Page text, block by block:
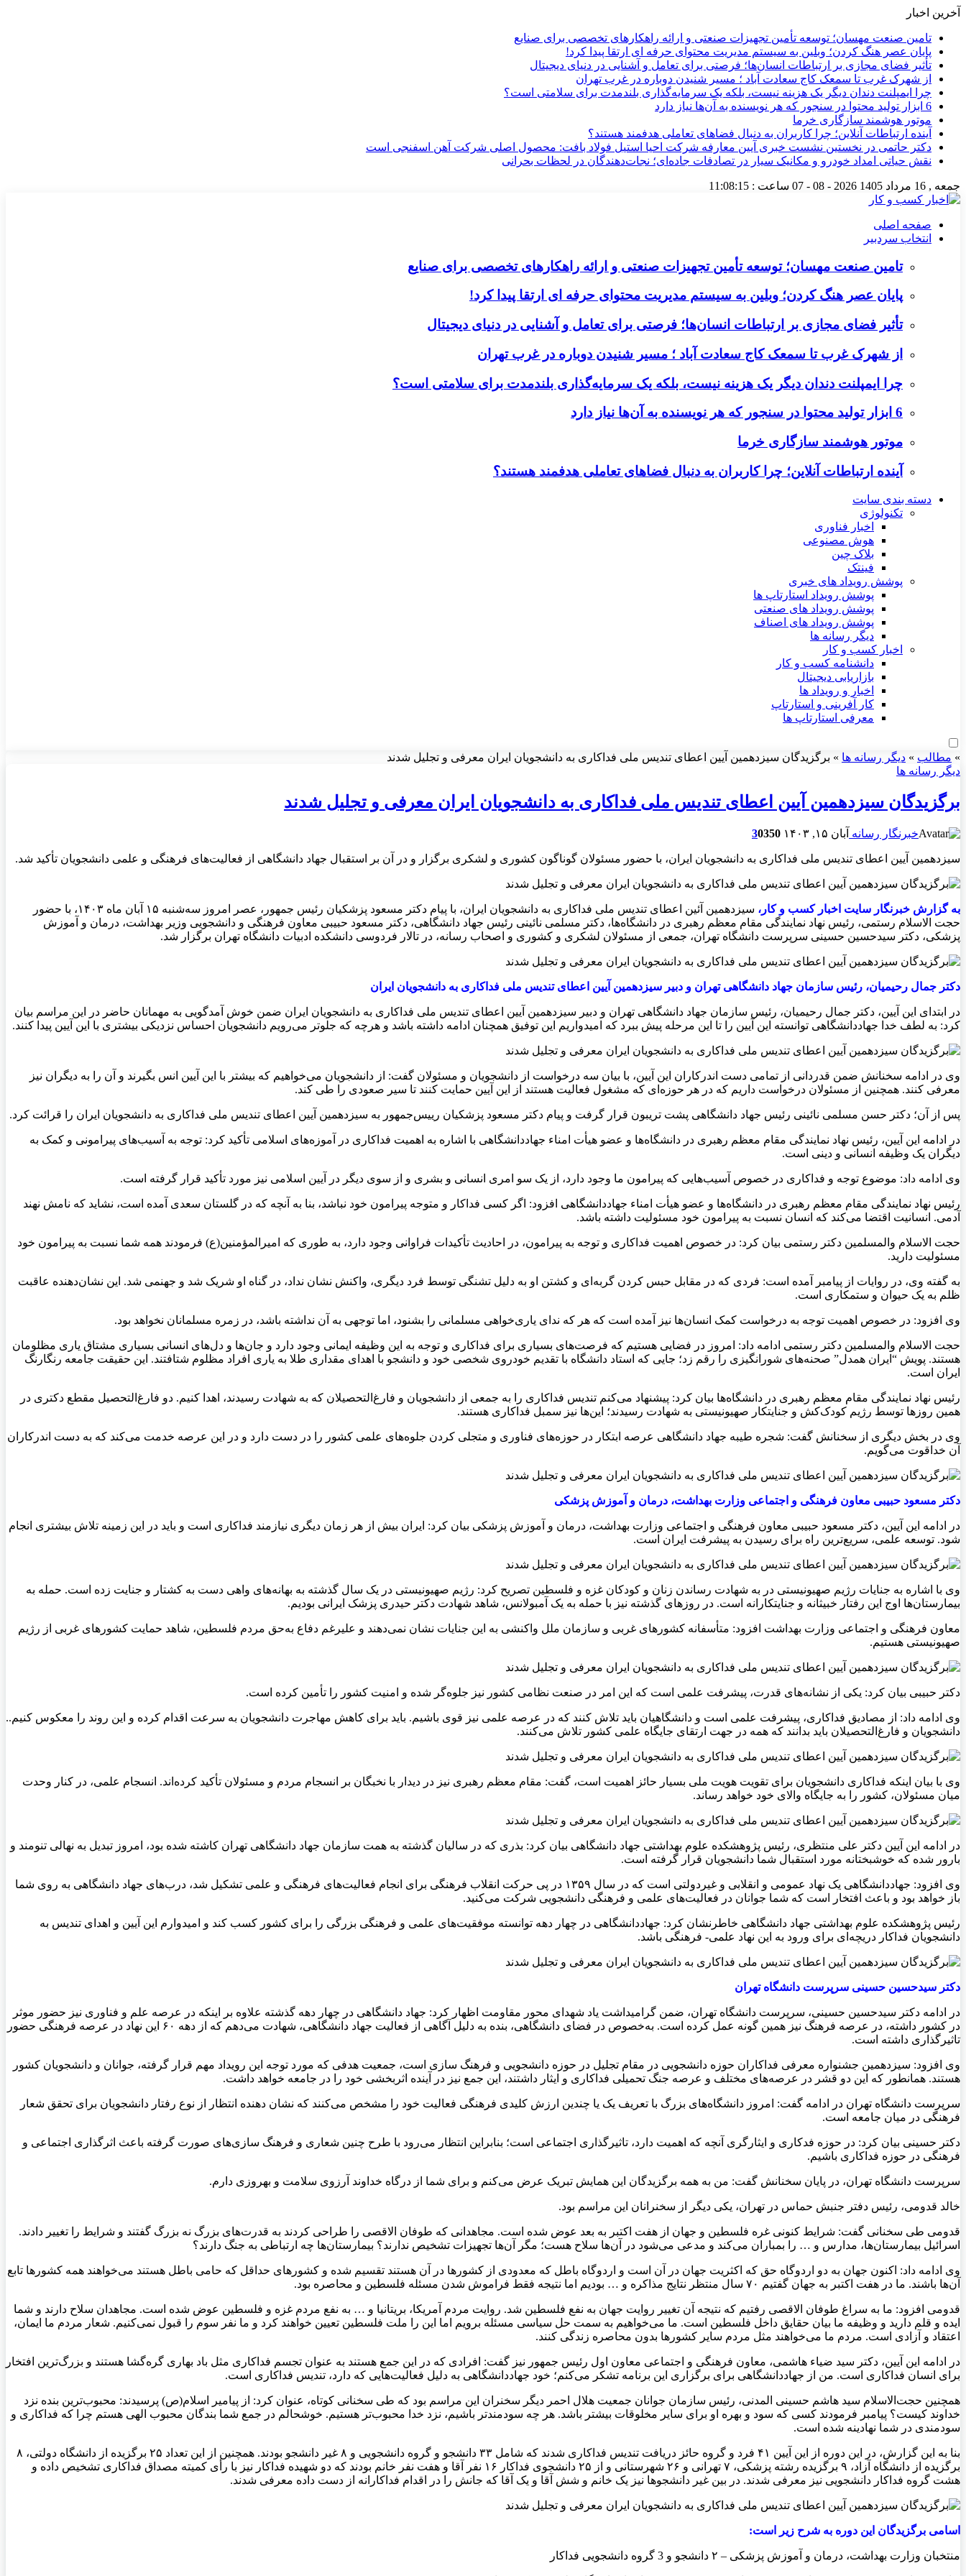
آخرین اخبار
تامین صنعت مهسان؛ توسعه تأمین تجهیزات صنعتی و ارائه راهکارهای تخصصی برای صنایع
پایان عصر هنگ کردن؛ وبلین به سیستم مدیریت محتوای حرفه ای ارتقا پیدا کرد!
تأثیر فضای مجازی بر ارتباطات انسان‌ها؛ فرصتی برای تعامل و آشنایی در دنیای دیجیتال
از شهرک غرب تا سمعک کاج سعادت آباد ؛ مسیر شنیدن دوباره در غرب تهران
چرا ایمپلنت دندان دیگر یک هزینه نیست، بلکه یک سرمایه‌گذاری بلندمدت برای سلامتی است؟
6 ابزار تولید محتوا در سنجور که هر نویسنده به آن‌ها نیاز دارد
موتور هوشمند سازگاری خرما
آینده ارتباطات آنلاین؛ چرا کاربران به دنبال فضاهای تعاملی هدفمند هستند؟
دکتر حاتمی در نخستین نشست خبری آیین معارفه شرکت احیا استیل فولاد بافت: محصول اصلی شرکت آهن اسفنجی است
نقش حیاتی امداد خودرو و مکانیک سیار در تصادفات جاده‌ای؛ نجات‌دهندگان در لحظات بحرانی
جمعه , 16 مرداد 1405 2026 - 08 - 07 ساعت : 11:08:16
صفحه اصلی
انتخاب سردبیر
تامین صنعت مهسان؛ توسعه تأمین تجهیزات صنعتی و ارائه راهکارهای تخصصی برای صنایع
پایان عصر هنگ کردن؛ وبلین به سیستم مدیریت محتوای حرفه ای ارتقا پیدا کرد!
تأثیر فضای مجازی بر ارتباطات انسان‌ها؛ فرصتی برای تعامل و آشنایی در دنیای دیجیتال
از شهرک غرب تا سمعک کاج سعادت آباد ؛ مسیر شنیدن دوباره در غرب تهران
چرا ایمپلنت دندان دیگر یک هزینه نیست، بلکه یک سرمایه‌گذاری بلندمدت برای سلامتی است؟
6 ابزار تولید محتوا در سنجور که هر نویسنده به آن‌ها نیاز دارد
موتور هوشمند سازگاری خرما
آینده ارتباطات آنلاین؛ چرا کاربران به دنبال فضاهای تعاملی هدفمند هستند؟
دسته بندی سایت
تکنولوژی
اخبار فناوری
هوش مصنوعی
بلاک چین
فینتک
پوشش رویداد های خبری
پوشش رویداد استارتاپ ها
پوشش رویداد های صنعتی
پوشش رویداد های اصناف
دیگر رسانه ها
اخبار کسب و کار
دانشنامه کسب و کار
بازاریابی دیجیتال
اخبار و رویداد ها
کار آفرینی و استارتاپ
معرفی استارتاپ ها
» مطالب » دیگر رسانه ها » برگزیدگان سیزدهمین آیین اعطای تندیس ملی فداکاری به دانشجویان ایران معرفی و تجليل شدند
دیگر رسانه ها
برگزیدگان سیزدهمین آیین اعطای تندیس ملی فداکاری به دانشجویان ایران معرفی و تجليل شدند
خبرنگار رسانه آبان ۱۵, ۱۴۰۳ 30350
سیزدهمین آیین اعطای تندیس ملی فداکاری به دانشجویان ایران، با حضور مسئولان گوناگون کشوری و لشکری برگزار و در آن بر استقبال جهاد دانشگاهی از فعالیت‌های فرهنگی و علمی دانشجویان تأکید شد.
به گزارش خبرنگار سايت اخبار کسب و کار،
سیزدهمین آئین اعطای تندیس ملی فداکاری به دانشجویان ایران، با پیام دکتر مسعود پزشکیان رئیس جمهور، عصر امروز سه‌شنبه ۱۵ آبان ماه ۱۴۰۳، با حضور
حجت الاسلام رستمی، رئیس نهاد نمایندگی مقام معظم رهبری در دانشگاه‌ها، دکتر مسلمی نائینی رئیس جهاد دانشگاهی، دکتر مسعود حبیبی معاون فرهنگی و دانشجویی وزیر بهداشت، درمان و آموزش
پزشکی، دکتر سیدحسین حسینی سرپرست دانشگاه تهران، جمعی از مسئولان لشکری و کشوری و اصحاب رسانه، در تالار فردوسی دانشکده ادبیات دانشگاه تهران برگزار شد.
دکتر جمال رحیمیان، رئیس سازمان جهاد دانشگاهی تهران و دبیر سیزدهمین آیین اعطای تندیس ملی فداکاری به دانشجویان ایران
در ابتدای این آیین، دکتر جمال رحیمیان، رئیس سازمان جهاد دانشگاهی تهران و دبیر سیزدهمین آیین اعطای تندیس ملی فداکاری به دانشجویان ایران ضمن خوش‌ آمدگویی به مهمانان حاضر در این مراسم بیان
کرد: به لطف خدا جهاددانشگاهی توانسته این آیین را تا این مرحله پیش ببرد که امیدواریم این توفیق همچنان ادامه داشته باشد و هرچه که جلوتر می‌رویم دانشجویان احساس نزدیکی بیشتری با این آیین پیدا کنند.
وی در ادامه سخنانش ضمن قدردانی از تمامی دست اندرکاران این آیین، با بیان سه درخواست از دانشجویان و مسئولان گفت: از دانشجویان می‌خواهیم که بیشتر با این آیین انس بگیرند و آن را به دیگران نیز
معرفی کنند. همچنین از مسئولان درخواست داریم که در هر حوزه‌ای که مشغول فعالیت هستند از این آیین حمایت کنند تا سیر صعودی را طی کند.
پس از آن؛ دکتر حسن مسلمی نائینی رئیس جهاد دانشگاهی پشت تریبون قرار گرفت و پیام دکتر مسعود پزشکیان رییس‌جمهور به سیزدهمین آیین اعطای تندیس ملی فداکاری به دانشجویان ایران را قرائت کرد.
در ادامه این آیین، رئیس نهاد نمایندگی مقام معظم رهبری در دانشگاه‌ها و عضو هیأت امناء جهاددانشگاهی با اشاره به اهمیت فداکاری در آموزه‌های اسلامی تأکید کرد: توجه به آسیب‌های پیرامونی و کمک به
دیگران یک وظیفه انسانی و دینی است.
وی ادامه داد: موضوع توجه و فداکاری در خصوص آسیب‌هایی که پیرامون ما وجود دارد، از یک سو امری انسانی و بشری و از سوی دیگر در آیین اسلامی نیز مورد تأکید قرار گرفته است.
رئیس نهاد نمایندگی مقام معظم رهبری در دانشگاه‌ها و عضو هیأت امناء جهاددانشگاهی افزود: اگر کسی فداکار و متوجه پیرامون خود نباشد، بنا به آنچه که در گلستان سعدی آمده است، نشاید که نامش نهند
آدمی. انسانیت اقتضا می‌کند که انسان نسبت به پیرامون خود مسئولیت داشته باشد.
حجت الاسلام والمسلمین دکتر رستمی بیان کرد: در خصوص اهمیت فداکاری و توجه به پیرامون، در احادیث تأکیدات فراوانی وجود دارد، به طوری که امیرالمؤمنین(ع) فرمودند همه شما نسبت به پیرامون خود
مسئولیت دارید.
به گفته وی، در روایات از پیامبر آمده است: فردی که در مقابل حبس کردن گربه‌ای و کشتن او به دلیل تشنگی توسط فرد دیگری، واکنش نشان نداد، در گناه او شریک شد و جهنمی شد. این نشان‌دهنده عاقبت
ظلم به یک حیوان و ستمکاری است.
وی افزود: در خصوص اهمیت توجه به درخواست کمک انسان‌ها نیز آمده است که هر که ندای یاری‌خواهی مسلمانی را بشنود، اما توجهی به آن نداشته باشد، در زمره مسلمانان نخواهد بود.
حجت الاسلام والمسلمین دکتر رستمی ادامه داد: امروز در فضایی هستیم که فرصت‌های بسیاری برای فداکاری و توجه به این وظیفه ایمانی وجود دارد و جان‌ها و دل‌های انسانی بسیاری مشتاق یاری مظلومان
هستند. پویش “ایران همدل” صحنه‌های شورانگیزی را رقم زد؛ جایی که استاد دانشگاه با تقدیم خودروی شخصی خود و دانشجو با اهدای مقداری طلا به یاری افراد مظلوم شتافتند. این حقیقت جامعه رنگارنگ
ایران است.
رئيس نهاد نمایندگی مقام معظم رهبری در دانشگاه‌ها بیان کرد: پیشنهاد می‌کنم تندیس فداکاری را به جمعی از دانشجویان و فارغ‌التحصیلان که به شهادت رسیدند، اهدا کنیم. دو فارغ‌التحصیل مقطع دکتری در
همین روزها توسط رژیم کودک‌کش و جنایتکار صهیونیستی به شهادت رسیدند؛ این‌ها نیز سمبل فداکاری هستند.
وی در بخش دیگری از سخنانش گفت: شجره طیبه جهاد دانشگاهی عرصه ابتکار در حوزه‌های فناوری و متجلی کردن جلوه‌های علمی کشور را در دست دارد و در این عرصه خدمت می‌کند که به دست اندرکاران
آن خداقوت می‌گویم.
دکتر مسعود حبیبی معاون فرهنگی و اجتماعی وزارت بهداشت، درمان و آموزش پزشکی
در ادامه این آیین، دکتر مسعود حبیبی معاون فرهنگی و اجتماعی وزارت بهداشت، درمان و آموزش پزشکی بیان کرد: ایران بیش از هر زمان دیگری نیازمند فداکاری است و باید در این زمینه تلاش بیشتری انجام
شود. توسعه علمی، سریع‌ترین راه برای رسیدن به پیشرفت ایران است.
وی با اشاره به جنایات رژیم صهیونیستی در به شهادت رساندن زنان و کودکان غزه و فلسطین تصریح کرد: رژیم صهیونیستی در یک سال گذشته به بهانه‌های واهی دست به کشتار و جنایت زده است. حمله به
بیمارستان‌ها اوج این رفتار خبیثانه و جنایتکارانه است. در روزهای گذشته نیز با حمله به یک آمبولانس، شاهد شهادت دکتر حیدری پزشک ایرانی بودیم.
معاون فرهنگی و اجتماعی وزارت بهداشت افزود: متأسفانه کشورهای غربی و سازمان ملل واکنشی به این جنایات نشان نمی‌دهند و علیرغم دفاع به‌حق مردم فلسطین، شاهد حمایت کشورهای غربی از رژیم
صهیونیستی هستیم.
دکتر حبیبی بیان کرد: یکی از نشانه‌های قدرت، پیشرفت علمی است که این امر در صنعت نظامی کشور نیز جلوه‌گر شده و امنیت کشور را تأمین کرده است.
وی ادامه داد: از مصادیق فداکاری، پیشرفت علمی است و دانشگاهیان باید تلاش کنند که در عرصه علمی نیز قوی باشیم. باید برای کاهش مهاجرت دانشجویان به سرعت اقدام کرده و این روند را معکوس کنیم..
دانشجویان و فارغ‌التحصیلان باید بدانند که همه در جهت ارتقای جایگاه علمی کشور تلاش می‌کنند.
وی با بیان اینکه فداکاری دانشجویان برای تقویت هویت ملی بسیار حائز اهمیت است، گفت: مقام معظم رهبری نیز در دیدار با نخبگان بر انسجام مردم و مسئولان تأکید کرده‌اند. انسجام علمی، در کنار وحدت
میان مسئولان، کشور را به جایگاه والای خود خواهد رساند.
در ادامه این آیین دکتر علی منتظری، رئیس پژوهشکده علوم بهداشتی جهاد دانشگاهی بیان کرد: بذری که در سالیان گذشته به همت سازمان جهاد دانشگاهی تهران کاشته شده بود، امروز تبدیل به نهالی تنومند و
بارور شده که خوشبختانه مورد استقبال شما دانشجویان قرار گرفته است.
وی افزود: جهاددانشگاهی یک نهاد عمومی و انقلابی و غیردولتی است که در سال ۱۳۵۹ در پی حرکت انقلاب فرهنگی برای انجام فعالیت‌های فرهنگی و علمی تشکیل شد، درب‌های جهاد دانشگاهی به روی شما
باز خواهد بود و باعث افتخار است که شما جوانان در فعالیت‌های علمی و فرهنگی دانشجویی شرکت می‌کنید.
رئيس پژوهشکده علوم بهداشتی جهاد دانشگاهی خاطرنشان کرد: جهاددانشگاهی در چهار دهه توانسته موفقیت‌های علمی و فرهنگی بزرگی را برای کشور کسب کند و امیدوارم این آیین و اهدای تندیس به
دانشجویان فداکار دریچه‌ای برای ورود به این نهاد علمی- فرهنگی باشد.
دکتر سیدحسین حسینی سرپرست دانشگاه تهران
در ادامه دکتر سیدحسین حسینی، سرپرست دانشگاه تهران، ضمن گرامیداشت یاد شهدای محور مقاومت اظهار کرد: جهاد دانشگاهی در چهار دهه گذشته علاوه بر اینکه در عرصه علم و فناوری نیز حضور موثر
در کشور داشته، در عرصه فرهنگ نیز همین گونه عمل کرده است. به‌خصوص در فضای دانشگاهی، بنده به دلیل آگاهی از فعالیت جهاد دانشگاهی، شهادت می‌دهم که از دهه ۶۰ این نهاد در عرصه فرهنگی حضور
تاثیرگذاری داشته است.
وی افزود: سیزدهمین جشنواره معرفی فداکاران حوزه دانشجویی در مقام تجلیل در حوزه دانشجویی و فرهنگ سازی است، جمعیت هدفی که مورد توجه این رویداد مهم قرار گرفته، جوانان و دانشجویان کشور
هستند. همانطور که این دو قشر در عرصه‌های مختلف و عرصه جنگ تحمیلی فداکاری و ایثار داشتند، این جمع نیز در آینده اثربخشی خود را در جامعه خواهد داشت.
سرپرست دانشگاه تهران در ادامه گفت: امروز دانشگاه‌های بزرگ با تعریف یک یا چندین ارزش‌ کلیدی فرهنگی فعالیت خود را مشخص می‌کنند که نشان دهنده انتظار از نوع رفتار دانشجویان برای تحقق شعار
فرهنگی در میان جامعه است.
دکتر حسینی بیان کرد: در حوزه فدکاری و ایثارگری آنچه که اهمیت دارد، تاثیرگذاری اجتماعی است؛ بنابراین انتظار می‌رود با طرح چنین شعاری و فرهنگ سازی‌های صورت گرفته باعث اثرگذاری اجتماعی و
فرهنگی در حوزه فداکاری باشیم.
سرپرست دانشگاه تهران، در پایان سخنانش گفت: من به همه برگزیدگان این همایش تبریک عرض می‌کنم و برای شما از درگاه خداوند آرزوی سلامت و بهروزی دارم.
خالد قدومی، رئیس دفتر جنبش حماس در تهران، یکی دیگر از سخنرانان این مراسم بود.
قدومی طی سخنانی گفت: شرایط کنونی غره فلسطین و جهان از هفت اکتبر به بعد عوض شده است. مجاهدانی که طوفان الاقصی را طراحی کردند به قدرت‌های بزرگ نه بزرگ گفتند و شرایط را تغییر دادند.
اسرائیل بیمارستان‌ها، مدارس و … را بمباران می‌کند و مدعی می‌شود در آن‌ها سلاح هست؛ مگر آن‌ها تجهیزات تشخیص ندارند؟ بیمارستان‌ها چه ارتباطی به جنگ دارند؟
وی ادامه داد: اکنون جهان به دو اردوگاه حق که اکثریت جهان در آن است و اردوگاه باطل که معدودی از کشورها در آن هستند تقسیم شده و کشورهای حداقل که حامی باطل هستند می‌خواهند همه کشورها تابع
آن‌ها باشند. ما در هفت اکتبر به جهان گفتیم ۷۰ سال منتظر نتایج مذاکره و … بودیم اما نتیجه فقط فراموش شدن مسئله فلسطین و محاصره بود.
قدومی افزود: ما به سراغ طوفان الاقصی رفتیم که نتیجه آن تغییر روایت جهان به نفع فلسطین شد. روایت مردم آمریکا، بریتانیا و … به نفع مردم غزه و فلسطین عوض شده است. مجاهدان سلاح دارند و شما
ایده و قلم دارید و وظیفه ما بیان حقایق داخل فلسطین است. ما می‌خواهیم به سمت حل سیاسی مسئله برویم اما این را ملت فلسطین تعیین خواهند کرد و ما نفر سوم را قبول نمی‌کنیم. شعار مردم ما ایمان،
اعتقاد و آزادی است. مردم ما می‌خواهند مثل مردم سایر کشورها بدون محاصره زندگی کنند.
در ادامه این آیین، دکتر سید ضیاء هاشمی، معاون فرهنگی و اجتماعی معاون اول رئیس جمهور نیز گفت: افرادی که در این جمع هستند به عنوان تجسم فداکاری مثل باد بهاری گره‌گشا هستند و بزرگ‌ترین افتخار
برای انسان فداکاری است. من از جهاددانشگاهی برای برگزاری این برنامه تشکر می‌کنم؛ خود جهاددانشگاهی به دلیل فعالیت‌هایی که دارد، تندیس فداکاری است.
همچنین حجت‌الاسلام سید هاشم حسینی المدنی، رئیس سازمان جوانان جمعیت هلال احمر دیگر سخنران این مراسم بود که طی سخنانی کوتاه، عنوان کرد: از پیامیر اسلام(ص) پرسیدند: محبوب‌ترین بنده نزد
خداوند کیست؟ پیامبر فرمودند کسی که سود و بهره او برای سایر مخلوقات بیشتر باشد. هر چه سودمندتر باشیم، نزد خدا محبوب‌تر هستیم. خوشحالم در جمع شما بندگان محبوب الهی هستم چرا که فداکاری و
سودمندی در شما نهادینه شده است.
بنا به این گزارش، در این دوره از این آیین ۴۱ فرد و گروه حائز دریافت تندیس فداکاری شدند که شامل ۳۳ دانشجو و گروه دانشجویی و ۸ غیر دانشجو بودند. همچنین از این تعداد ۲۵ برگزیده از دانشگاه دولتی، ۸
برگزیده از دانشگاه آزاد، ۹ برگزیده رشته پزشکی، ۷ تهرانی و ۲۶ شهرستانی و از ۲۵ دانشجوی فداکار ۱۶ نفر آقا و هفت نفر خانم بودند که دو شهیده فداکار نیز با رأی کمیته مصداق فداکاری تشخیص داده و
هشت گروه فداکار دانشجویی نیز معرفی شدند. در بین غیر دانشجوها نیز یک خانم و شش آقا و یک آقا که جانش را در اقدام فداکارانه از دست داده معرفی شدند.
اسامی برگزیدگان این دوره به شرح زیر است:
منتخبان وزارت بهداشت، درمان و آموزش پزشکی – ۲ دانشجو و 3 گروه دانشجویی فداکار